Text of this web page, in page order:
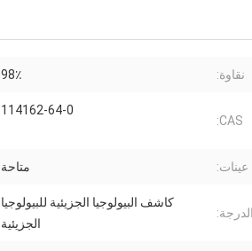
نقاوة: 98٪
CAS:
114162-64-0
عينات: متاحة
الدرجة:
كاشف البيولوجيا الجزيئية للبيولوجيا
الجزيئية